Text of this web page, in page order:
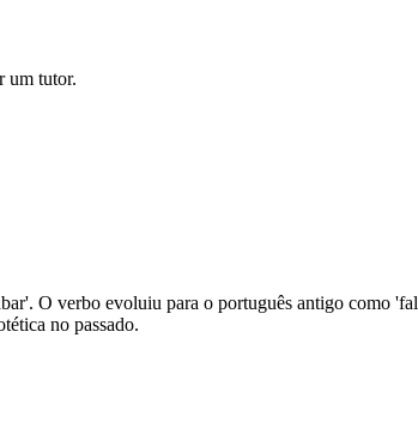
um tutor.
O verbo evoluiu para o português antigo como
no passado.